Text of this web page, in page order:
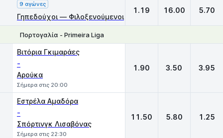
9 αγώνες
Γηπεδούχοι — Φιλοξενούμενοι
1.19 16.00 5.70
Πορτογαλία - Primeira Liga
Βιτόρια Γκιμαράες
-
Αρούκα
Σήμερα στις 20:00
1.90 3.50 3.95
Εστρέλα Αμαδόρα
-
Σπόρτινγκ Λισαβόνας
Σήμερα στις 22:30
11.50 5.80 1.25